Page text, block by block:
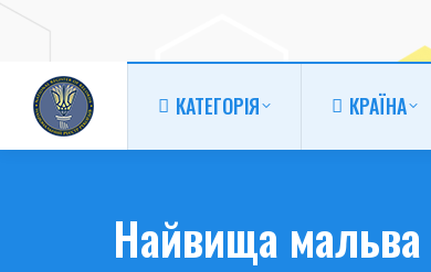
КАТЕГОРІЯ КРАЇНА
Найвища мальва